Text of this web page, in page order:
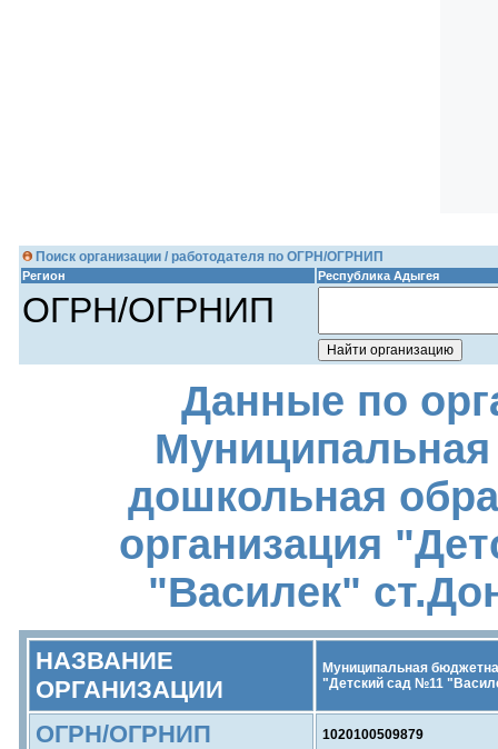
Поиск организации / работодателя по ОГРН/ОГРНИП
Регион Республика Адыгея
ОГРН/ОГРНИП
Данные по
дошкольная
организация
"Василек"
НАЗВАНИЕ
ОРГАНИЗАЦИИ
Муниципальная
"Детский сад №11
ОГРН/ОГРНИП 1020100509879